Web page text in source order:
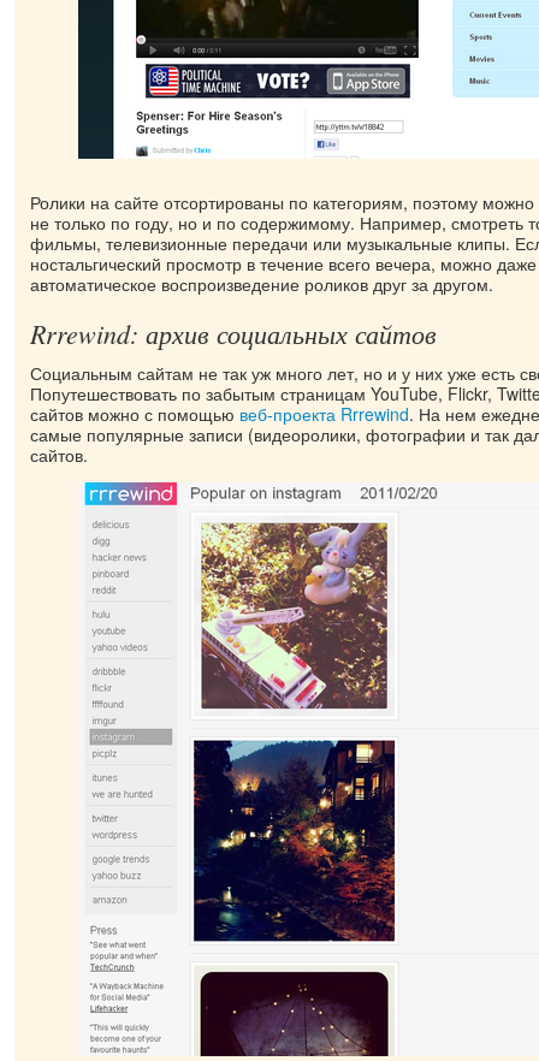
Ролики на сайте отсортированы по категориям, поэтому
не только по году, но и по содержимому. Например, смотреть
фильмы, телевизионные передачи или музыкальные клипы.
ностальгический просмотр в течение всего вечера, можно
автоматическое воспроизведение роликов друг за другом.
Rrrewind: архив социальных сайтов
Социальным сайтам не так уж много лет, но и у них уже есть
Попутешествовать по забытым страницам YouTube, Flickr,
сайтов можно с помощью веб-проекта Rrrewind. На нем
самые популярные записи (видеоролики, фотографии и так
сайтов.